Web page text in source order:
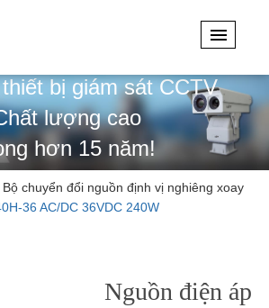
kế, kỹ thuật & sản
bị giám sát CCTV
lượng cao
hơn 15 năm!
Bộ chuyển đổi nguồn định vị nghiêng xoay
36 AC/DC 36VDC 240W
Nguồn điện áp